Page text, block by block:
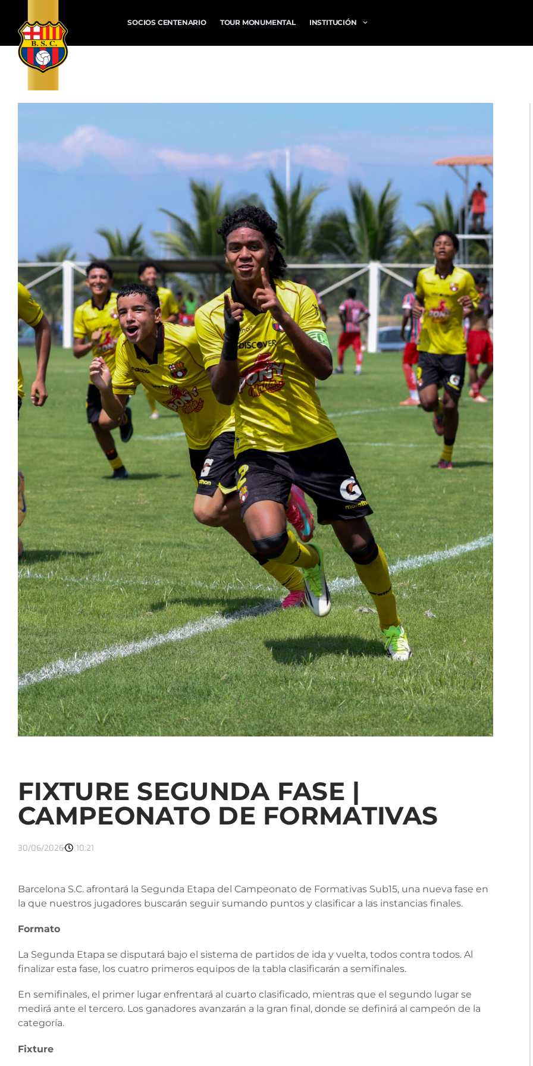
SOCIOS CENTENARIO TOUR MONUMENTAL INSTITUCIÓN
FIXTURE SEGUNDA FASE |
CAMPEONATO DE FORMATIVAS
30/06/2026 10:21
Barcelona S.C. afrontará la Segunda Etapa del Campeonato de Formativas Sub15, una nueva fase en
la que nuestros jugadores buscarán seguir sumando puntos y clasificar a las instancias finales.
Formato
La Segunda Etapa se disputará bajo el sistema de partidos de ida y vuelta, todos contra todos. Al
finalizar esta fase, los cuatro primeros equipos de la tabla clasificarán a semifinales.
En semifinales, el primer lugar enfrentará al cuarto clasificado, mientras que el segundo lugar se
medirá ante el tercero. Los ganadores avanzarán a la gran final, donde se definirá al campeón de la
categoría.
Fixture